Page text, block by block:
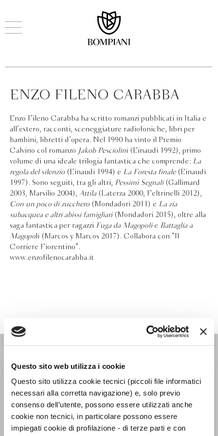
Questo sito web utilizza i cookie
Questo sito utilizza cookie tecnici (piccoli file informatici
necessari alla corretta navigazione) e, solo previo
consenso dell’utente, possono essere utilizzati anche
cookie non tecnici, in particolare possono essere
impiegati cookie di profilazione - di terze parti e con
ENZO FILENO CARABBA
Enzo Fileno Carabba ha scritto romanzi pubblicati in Italia e
all’estero, racconti, sceneggiature radiofoniche, libri per
bambini, libretti d’opera. Nel 1990 ha vinto il Premio
Calvino col romanzo Jakob Pesciolini (Einaudi 1992), primo
volume di una ideale trilogia fantastica che comprende: La
regola del silenzio (Einaudi 1994) e La Foresta finale(Einaudi
1997). Sono seguiti, tra gli altri, Pessimi Segnali(Gallimard
2003, Marsilio 2004), Attila (Laterza 2000, Feltrinelli 2012),
Con un poco di zucchero (Mondadori 2011) e La zia
subacquea e altri abissi famigliari (Mondadori 2015), oltre alla
saga fantastica per ragazzi Fuga da Magopolie Battaglia a
Magopo li (Marcos y Marcos 2017). Collabora con “Il
Corriere Fiorentino”.
www.enzofilenocarabba.it